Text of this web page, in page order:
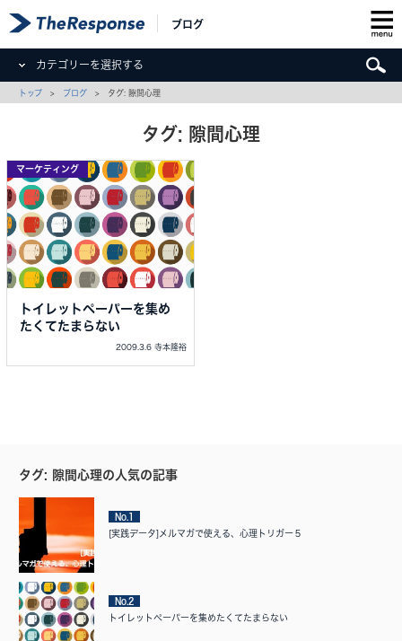
ブログ
カテゴリーを選択する
トップ > ブログ > タグ: 隙間心理
タグ: 隙間心理
マーケティング
トイレットペーパーを集め
たくてたまらない
2009.3.6 寺本隆裕
タグ: 隙間心理の人気の記事
No.1
[実践データ]メルマガで使える、心理トリガー５
No.2
トイレットペーパーを集めたくてたまらない